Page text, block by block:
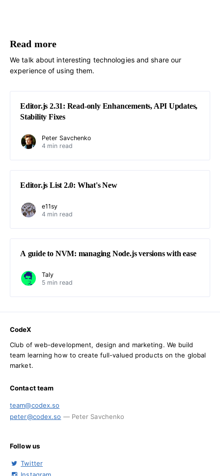
Read more
We talk about interesting technologies and share our
experience of using them.
Editor.js 2.31: Read-only Enhancements, API Updates,
Stability Fixes
Peter Savchenko
4 min read
Editor.js List 2.0: What's New
e11sy
4 min read
A guide to NVM: managing Node.js versions with ease
Taly
5 min read
CodeX
Club of web-development, design and marketing. We build
team learning how to create full-valued products on the global
market.
Contact team
team@codex.so
peter@codex.so — Peter Savchenko
Follow us
Twitter